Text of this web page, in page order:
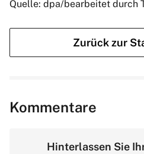
Quelle: dpa/bearbeitet durch
Zurück zur
Kommentare
Hinterlassen Sie